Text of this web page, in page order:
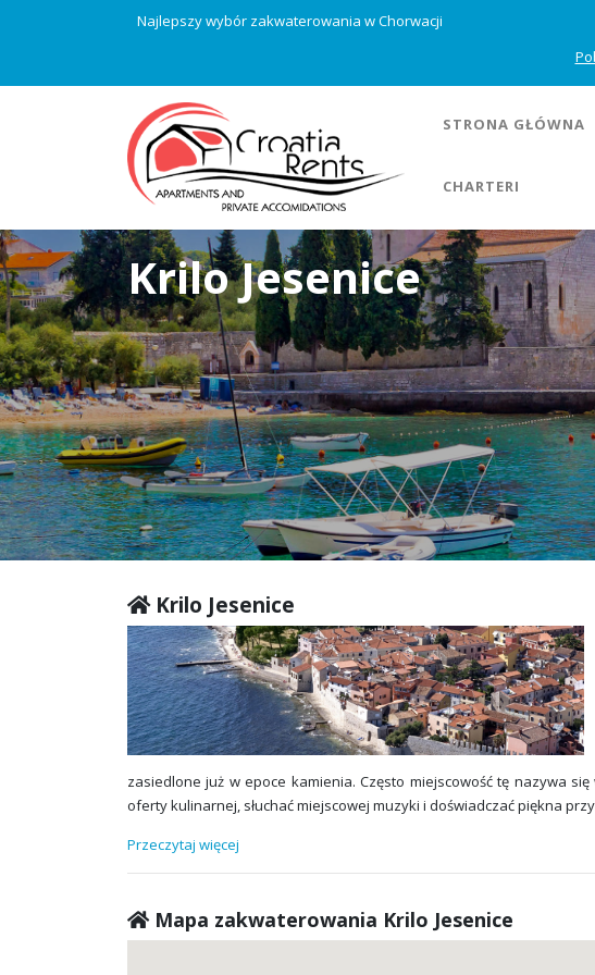
Najlepszy wybór zakwaterowania w Chorwacji
STRONA GŁÓWNA
CHARTERI
Krilo Jesenice
Krilo Jesenice
zasiedlone już w epoce kamienia. Często miejscowość tę nazywa
oferty kulinarnej, słuchać miejscowej muzyki i doświadczać piękna
Przeczytaj więcej
Mapa zakwaterowania Krilo Jesenice